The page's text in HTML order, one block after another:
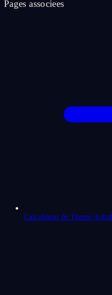
Pages associees
Calculateur de Theme Astral